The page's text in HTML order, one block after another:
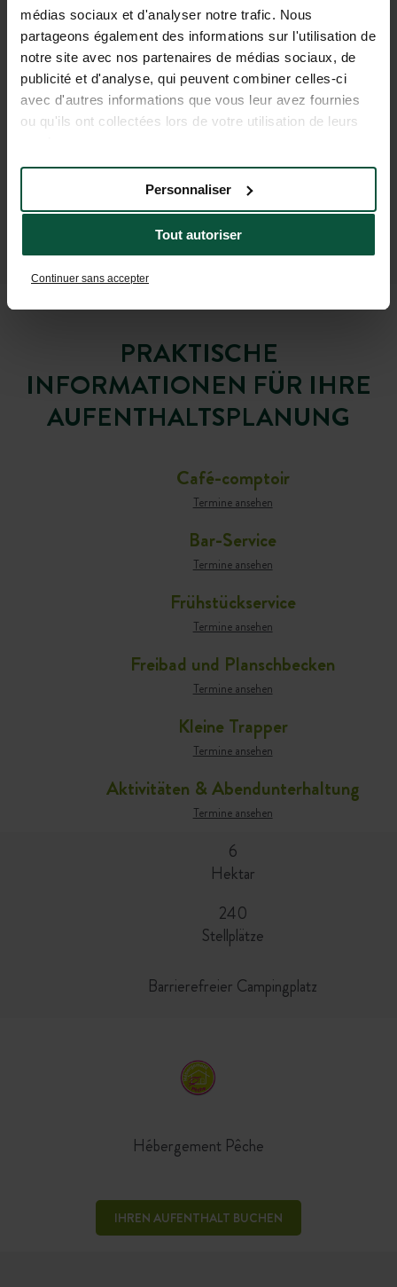
médias sociaux et d'analyser notre trafic. Nous
partageons également des informations sur l'utilisation de
notre site avec nos partenaires de médias sociaux, de
publicité et d'analyse, qui peuvent combiner celles-ci
avec d'autres informations que vous leur avez fournies
ou qu'ils ont collectées lors de votre utilisation de leurs
Tout autoriser
Personnaliser
Continuer sans accepter
PRAKTISCHE
INFORMATIONEN FÜR IHRE
AUFENTHALTSPLANUNG
Café-comptoir
Termine ansehen
Bar-Service
Termine ansehen
Frühstückservice
Termine ansehen
Freibad und Planschbecken
Termine ansehen
Kleine Trapper
Termine ansehen
Aktivitäten & Abendunterhaltung
Termine ansehen
6
Hektar
240
Stellplätze
Barrierefreier Campingplatz
Hébergement Pêche
IHREN AUFENTHALT BUCHEN